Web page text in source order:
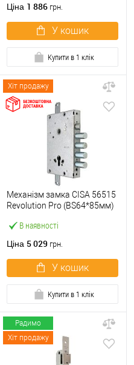
Ціна 1 886 грн.
У кошик
Купити в 1 клік
Хіт продажу
В наявності
Механізм замка CISA 56515
Revolution Pro (BS64*85мм)
торцевої планки
Ціна 5 029 грн.
У кошик
Купити в 1 клік
Радимо
Хіт продажу